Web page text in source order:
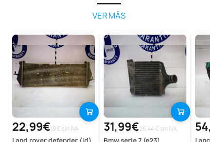
VER MÁS
22,99€19 € sin IVA 31,99€26.44 € sin IVA